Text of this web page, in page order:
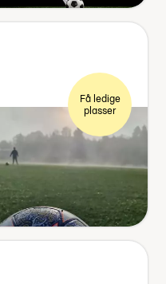
Få ledige
plasser